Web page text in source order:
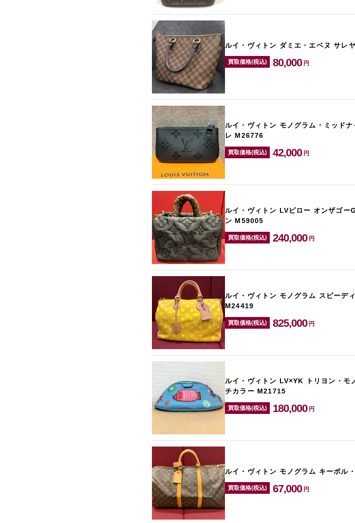
ルイ・ヴィトン ダミエ・エベヌ サレ
買取価格(税込) 80,000 円
ルイ・ヴィトン モノグラム・ミッド
レ M26776
買取価格(税込) 42,000 円
ルイ・ヴィトン LVピロー オンザゴー
ン M59005
買取価格(税込) 240,000 円
ルイ・ヴィトン モノグラム スピーデ
M24419
買取価格(税込) 825,000 円
ルイ・ヴィトン LV×YK トリヨン・モ
チカラー M21715
買取価格(税込) 180,000 円
ルイ・ヴィトン モノグラム キーポル
買取価格(税込) 67,000 円